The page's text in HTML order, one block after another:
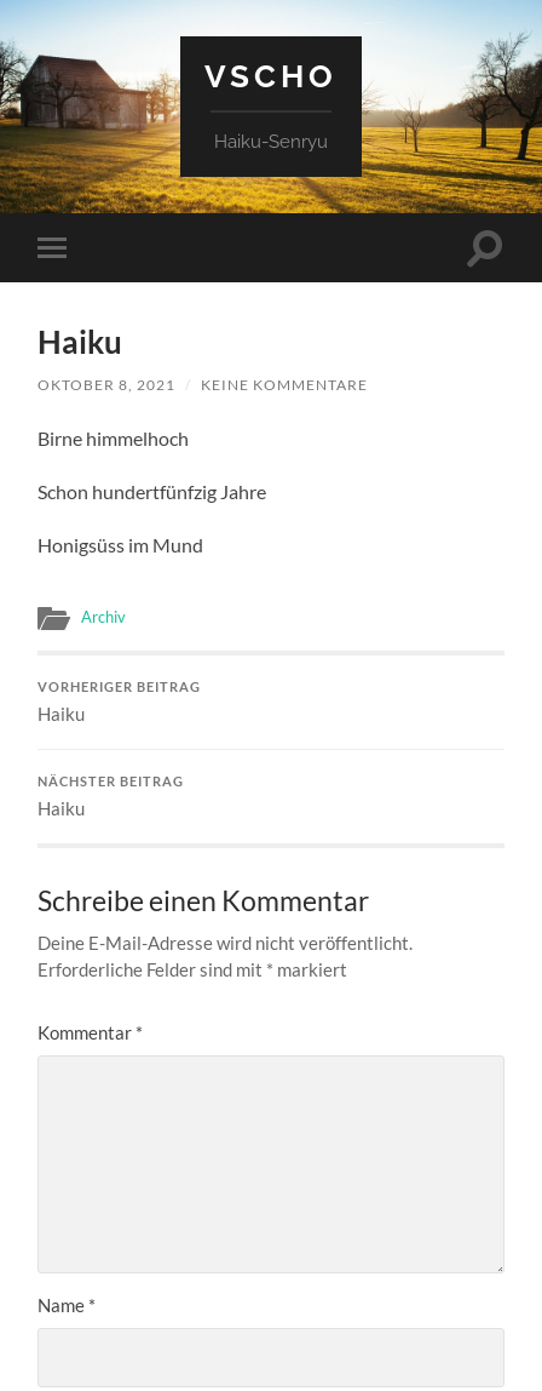
VSCHO
Haiku-Senryu
Mobile-
Menü
Haiku
OKTOBER 8, 2021 / KEINE KOMMENTARE
Birne himmelhoch
Schon hundertfünfzig Jahre
Honigsüss im Mund
Archiv
VORHERIGER BEITRAG
Haiku
NÄCHSTER BEITRAG
Haiku
Schreibe einen Kommentar
Deine E-Mail-Adresse wird nicht veröffentlicht.
Erforderliche Felder sind mit * markiert
Kommentar *
Name *